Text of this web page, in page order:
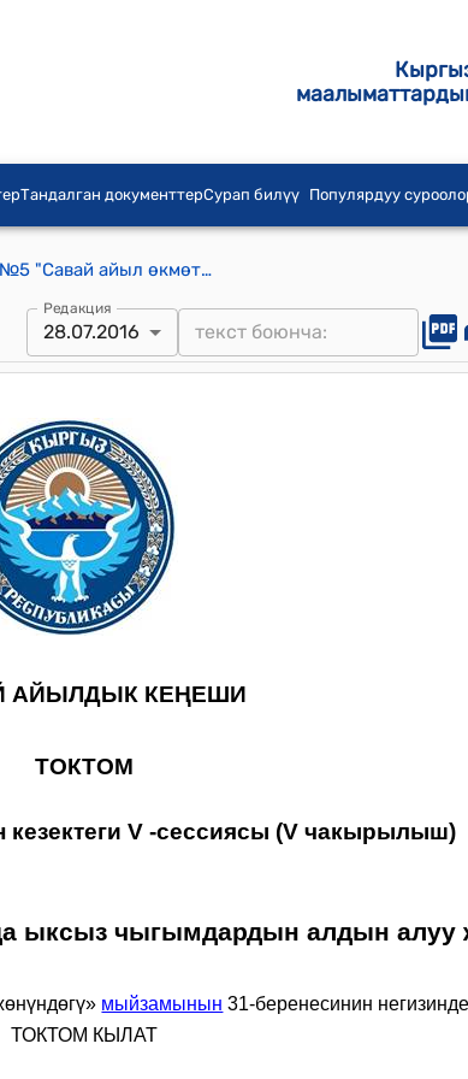
Тандалган документтерСурап билүү Популярдуу
Савай айылдык кеңешинин 2016-жылдын 28-июлундагы №5 "Савай айыл өкмөтүнүн аймагында ыксыз чыгымдардын алдын алуу жөнүндө" токтому
Редакция
28.07.2016